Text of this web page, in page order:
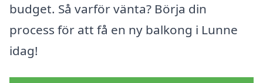
budget. Så varför vänta? Börja din
process för att få en ny balkong i Lunne
idag!